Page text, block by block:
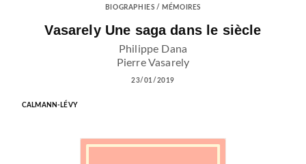
BIOGRAPHIES / MÉMOIRES
Vasarely Une saga dans le siècle
Philippe Dana
Pierre Vasarely
23/01/2019
CALMANN-LÉVY